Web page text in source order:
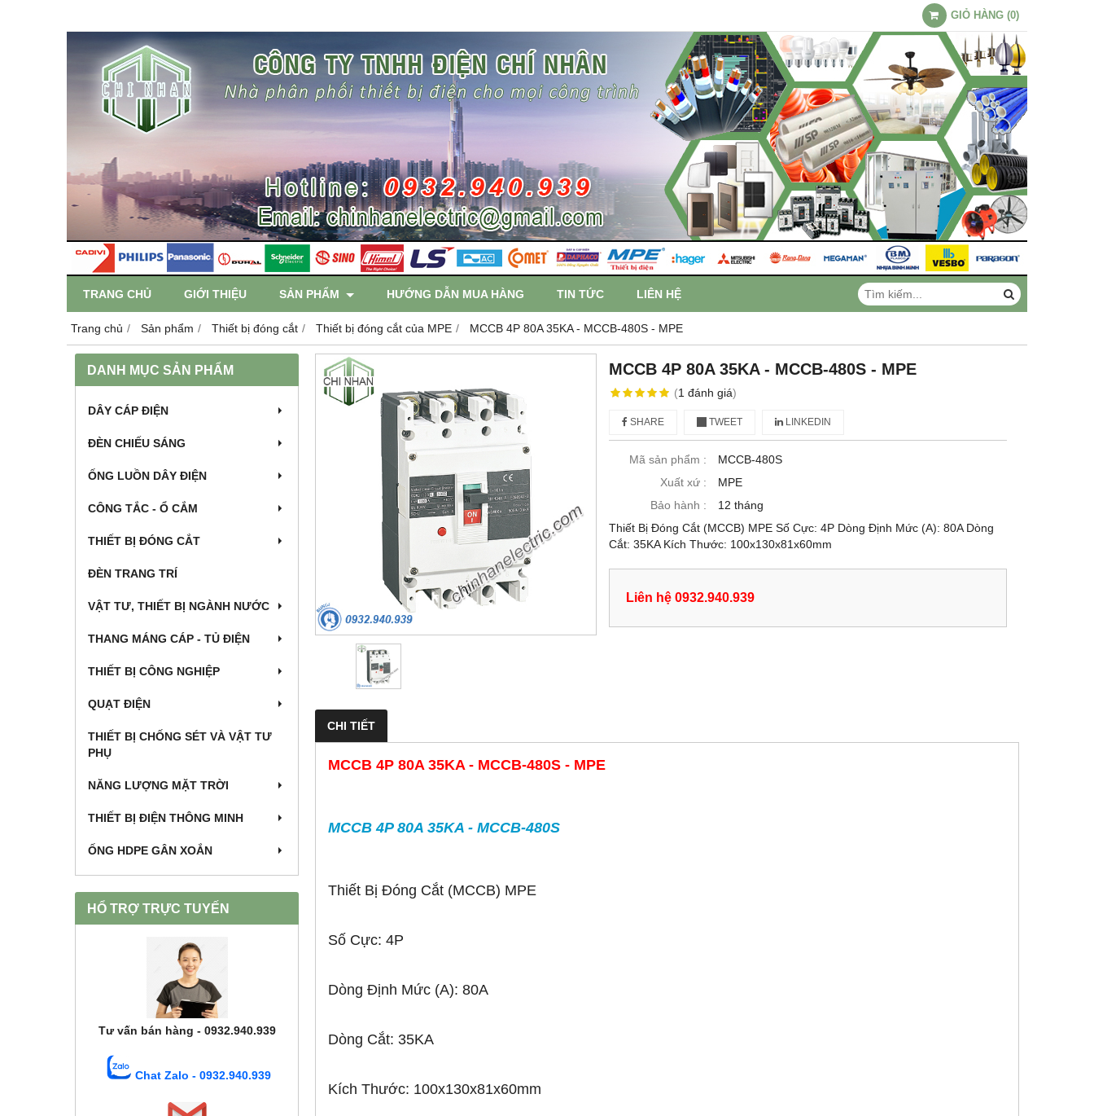
GIỎ HÀNG (0)
TRANG CHỦ GIỚI THIỆU SẢN PHẨM HƯỚNG DẪN MUA HÀNG TIN TỨC LIÊN HỆ
Trang chủ Sản phẩm Thiết bị đóng cắt Thiết bị đóng cắt của MPE MCCB 4P 80A 35KA - MCCB-480S - MPE
DANH MỤC SẢN PHẨM
DÂY CÁP ĐIỆN
ĐÈN CHIẾU SÁNG
ỐNG LUỒN DÂY ĐIỆN
CÔNG TẮC - Ổ CẮM
THIẾT BỊ ĐÓNG CẮT
ĐÈN TRANG TRÍ
VẬT TƯ, THIẾT BỊ NGÀNH NƯỚC
THANG MÁNG CÁP - TỦ ĐIỆN
THIẾT BỊ CÔNG NGHIỆP
QUẠT ĐIỆN
THIẾT BỊ CHỐNG SÉT VÀ VẬT TƯ
PHỤ
NĂNG LƯỢNG MẶT TRỜI
THIẾT BỊ ĐIỆN THÔNG MINH
ỐNG HDPE GÂN XOẮN
HỔ TRỢ TRỰC TUYẾN
Tư vấn bán hàng - 0932.940.939
Chat Zalo - 0932.940.939
MCCB 4P 80A 35KA - MCCB-480S - MPE
(1 đánh giá)
SHARE TWEET LINKEDIN
Mã sản phẩm :
MCCB-480S
Xuất xứ :
MPE
Bảo hành :
12 tháng
Thiết Bị Đóng Cắt (MCCB) MPE Số Cực: 4P Dòng Định Mức (A): 80A Dòng
Cắt: 35KA Kích Thước: 100x130x81x60mm
Liên hệ 0932.940.939
CHI TIẾT
MCCB 4P 80A 35KA - MCCB-480S - MPE
MCCB 4P 80A 35KA - MCCB-480S
Thiết Bị Đóng Cắt (MCCB) MPE
Số Cực: 4P
Dòng Định Mức (A): 80A
Dòng Cắt: 35KA
Kích Thước: 100x130x81x60mm